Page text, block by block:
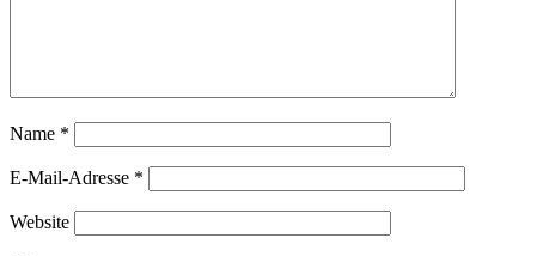
Name *
E-Mail-Adresse *
Website